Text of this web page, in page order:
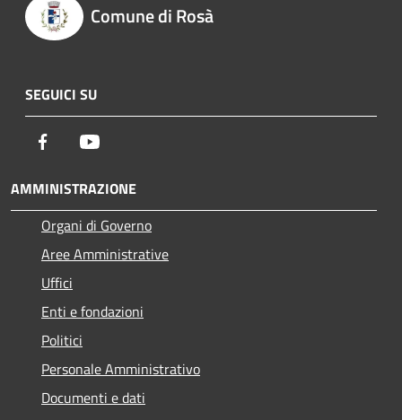
Comune di Rosà
SEGUICI SU
Facebook
AMMINISTRAZIONE
Organi di Governo
Aree Amministrative
Uffici
Enti e fondazioni
Politici
Personale Amministrativo
Documenti e dati